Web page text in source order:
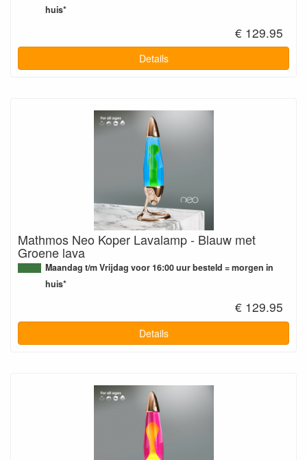
huis*
€ 129.95
Details
Mathmos Neo Koper Lavalamp - Blauw met
Groene lava
Maandag t/m Vrijdag voor 16:00 uur besteld = morgen in
huis*
€ 129.95
Details